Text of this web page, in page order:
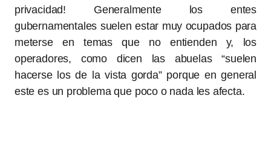
privacidad! Generalmente los entes
gubernamentales suelen estar muy ocupados para
meterse en temas que no entienden y, los
operadores, como dicen las abuelas “suelen
hacerse los de la vista gorda” porque en general
este es un problema que poco o nada les afecta.